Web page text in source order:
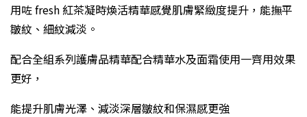
用咗 fresh 紅茶凝時煥活精華感覺肌膚緊緻度提升，能撫平
皺紋、細紋減淡。
配合全組系列護膚品精華配合精華水及面霜使用一齊用效果
更好，
能提升肌膚光澤、減淡深層皺紋和保濕感更強